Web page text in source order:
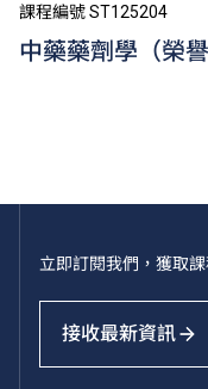
課程編號 ST125204
中藥藥劑學（榮
立即訂閱我們，獲取
接收最新資訊